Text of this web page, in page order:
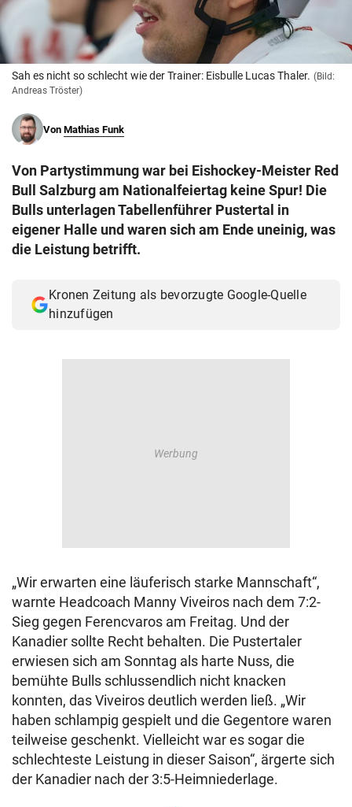
© Krone Multimedia GmbH & Co KG 2026
Muthgasse 2, 1190 Wien
Sah es nicht so schlecht wie der Trainer: Eisbulle Lucas Thaler. (Bild:
Andreas Tröster)
Von Mathias Funk
Von Partystimmung war bei Eishockey-Meister Red
Bull Salzburg am Nationalfeiertag keine Spur! Die
Bulls unterlagen Tabellenführer Pustertal in
eigener Halle und waren sich am Ende uneinig, was
die Leistung betrifft.
Kronen Zeitung als bevorzugte Google-Quelle
hinzufügen
„Wir erwarten eine läuferisch starke Mannschaft“,
warnte Headcoach Manny Viveiros nach dem 7:2-
Sieg gegen Ferencvaros am Freitag. Und der
Kanadier sollte Recht behalten. Die Pustertaler
erwiesen sich am Sonntag als harte Nuss, die
bemühte Bulls schlussendlich nicht knacken
konnten, das Viveiros deutlich werden ließ. „Wir
haben schlampig gespielt und die Gegentore waren
teilweise geschenkt. Vielleicht war es sogar die
schlechteste Leistung in dieser Saison“, ärgerte sich
der Kanadier nach der 3:5-Heimniederlage.